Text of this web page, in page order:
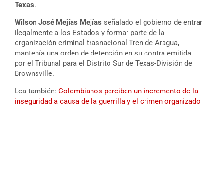
Texas.
Wilson José Mejías Mejías señalado el gobierno de entrar
ilegalmente a los Estados y formar parte de la
organización criminal trasnacional Tren de Aragua,
mantenía una orden de detención en su contra emitida
por el Tribunal para el Distrito Sur de Texas-División de
Brownsville.
Lea también: Colombianos perciben un incremento de la
inseguridad a causa de la guerrilla y el crimen organizado